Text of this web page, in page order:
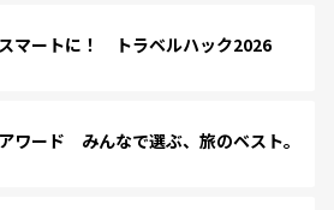
マートに！ トラベルハック2026
ワード みんなで選ぶ、旅のベスト。